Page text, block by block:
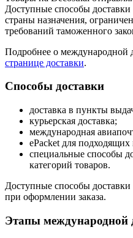
Доступные способы доставки
страны назначения,
требований таможенного
Подробнее о международной
странице доставки.
Способы доставки
доставка в пункты
курьерская доставка;
международная
ePacket для
специальные способы
категорий товаров.
Доступные способы
при оформлении заказа.
Этапы международной